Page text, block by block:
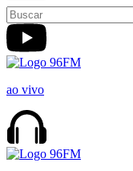
ao vivo